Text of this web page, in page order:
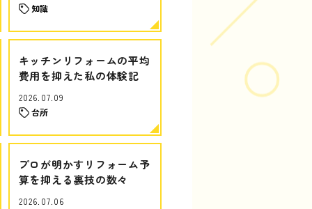
知識
キッチンリフォームの平均
費用を抑えた私の体験記
2026.07.09
台所
プロが明かすリフォーム予
算を抑える裏技の数々
2026.07.06